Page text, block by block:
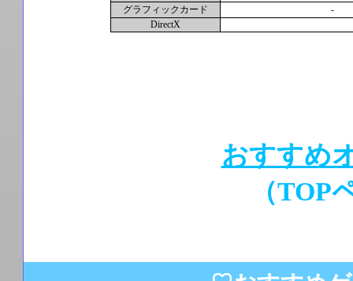
グラフィックカード
-
DirectX
おすすめ
（TOP